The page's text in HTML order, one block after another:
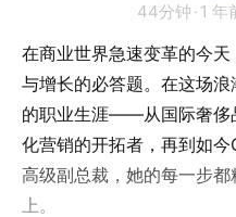
44分钟 · 1 年
在商业世界急速变革的今
与增长的必答题。在这场浪
的职业生涯——从国际奢侈
化营销的开拓者，再到如
高级副总裁，她的每一步
上。